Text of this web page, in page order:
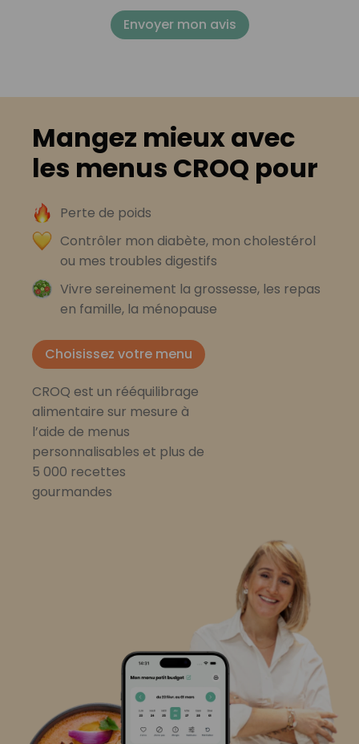
Envoyer mon avis
Mangez mieux avec
les menus CROQ pour
Perte de poids
Contrôler mon diabète, mon cholestérol
ou mes troubles digestifs
Vivre sereinement la grossesse, les repas
en famille, la ménopause
Choisissez votre menu
CROQ est un rééquilibrage
alimentaire sur mesure à
l’aide de menus
personnalisables et plus de
5 000 recettes
gourmandes